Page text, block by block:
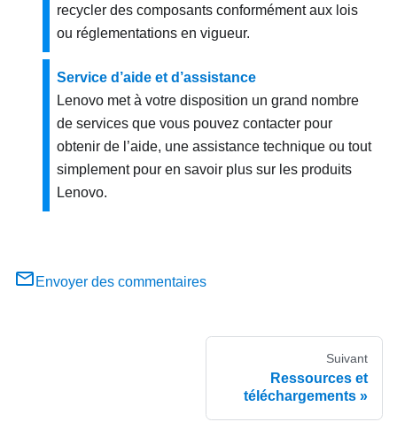
recycler des composants conformément aux lois
ou réglementations en vigueur.
Service d’aide et d’assistance
Lenovo met à votre disposition un grand nombre
de services que vous pouvez contacter pour
obtenir de l’aide, une assistance technique ou tout
simplement pour en savoir plus sur les produits
Lenovo.
Envoyer des commentaires
Suivant
Ressources et
téléchargements